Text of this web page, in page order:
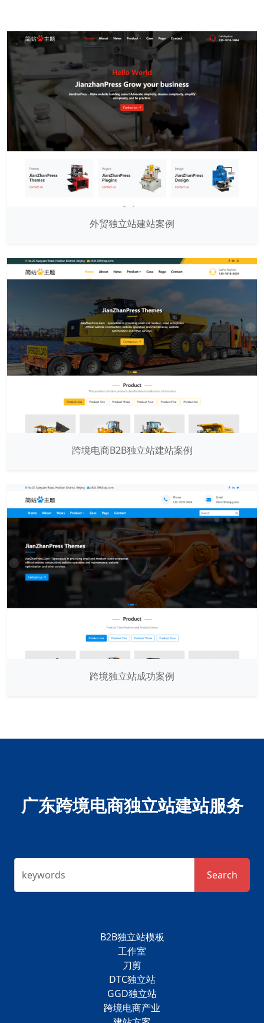
外贸独立站建站案例
跨境电商B2B独立站建站案例
跨境独立站成功案例
广东跨境电商独立站建站服务
keywords Search
B2B独立站模板
工作室
刀剪
DTC独立站
GGD独立站
跨境电商产业